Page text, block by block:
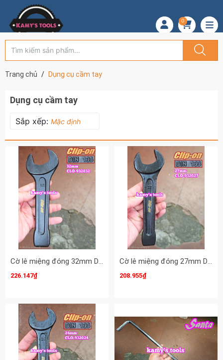
0
Trang chủ Dụng cụ cầm tay
Dụng cụ cầm tay
Sắp xếp: Mặc định
Cờ lê miệng đóng 32mm DIN133 Clip-On CLO-932032
226.147₫
Cờ lê miệng đóng 27mm DIN133 Clip-On CLO-932027
208.955₫